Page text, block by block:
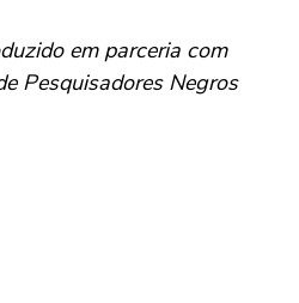
em parceria com
Pesquisadores Negros